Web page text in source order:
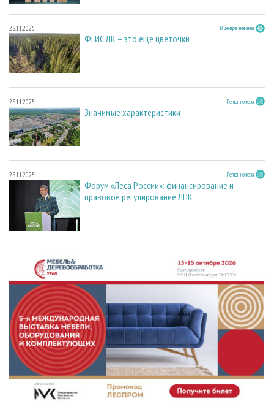
28.11.2025 В центре внимания
ФГИС ЛК – это еще цветочки
28.11.2025 Регион номера
Значимые характеристики
28.11.2025 Регион номера
Форум «Леса России»: финансирование и
правовое регулирование ЛПК